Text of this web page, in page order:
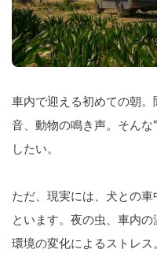
車内で迎える初めての朝
音、動物の鳴き声。そんな
したい。
ただ、現実には、犬との
といます。夜の虫、車内
環境の変化によるストレ